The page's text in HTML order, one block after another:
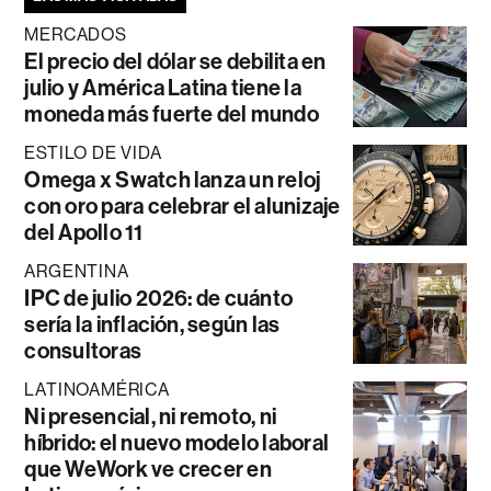
MERCADOS
El precio del dólar se debilita en
julio y América Latina tiene la
moneda más fuerte del mundo
ESTILO DE VIDA
Omega x Swatch lanza un reloj
con oro para celebrar el alunizaje
del Apollo 11
ARGENTINA
IPC de julio 2026: de cuánto
sería la inflación, según las
consultoras
LATINOAMÉRICA
Ni presencial, ni remoto, ni
híbrido: el nuevo modelo laboral
que WeWork ve crecer en